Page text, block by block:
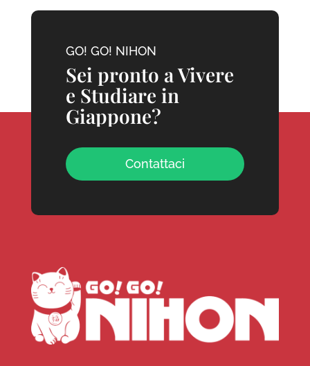
GO! GO! NIHON
Sei pronto a Vivere
e Studiare in
Giappone?
Contattaci